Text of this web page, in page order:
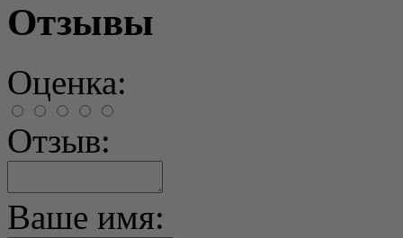
Отзывы
Оценка:
Отзыв:
Ваше имя: